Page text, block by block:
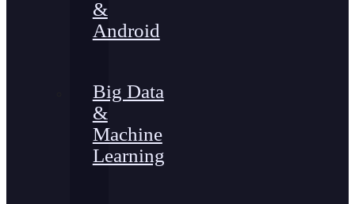
&
Android
Big Data
&
Machine
Learning